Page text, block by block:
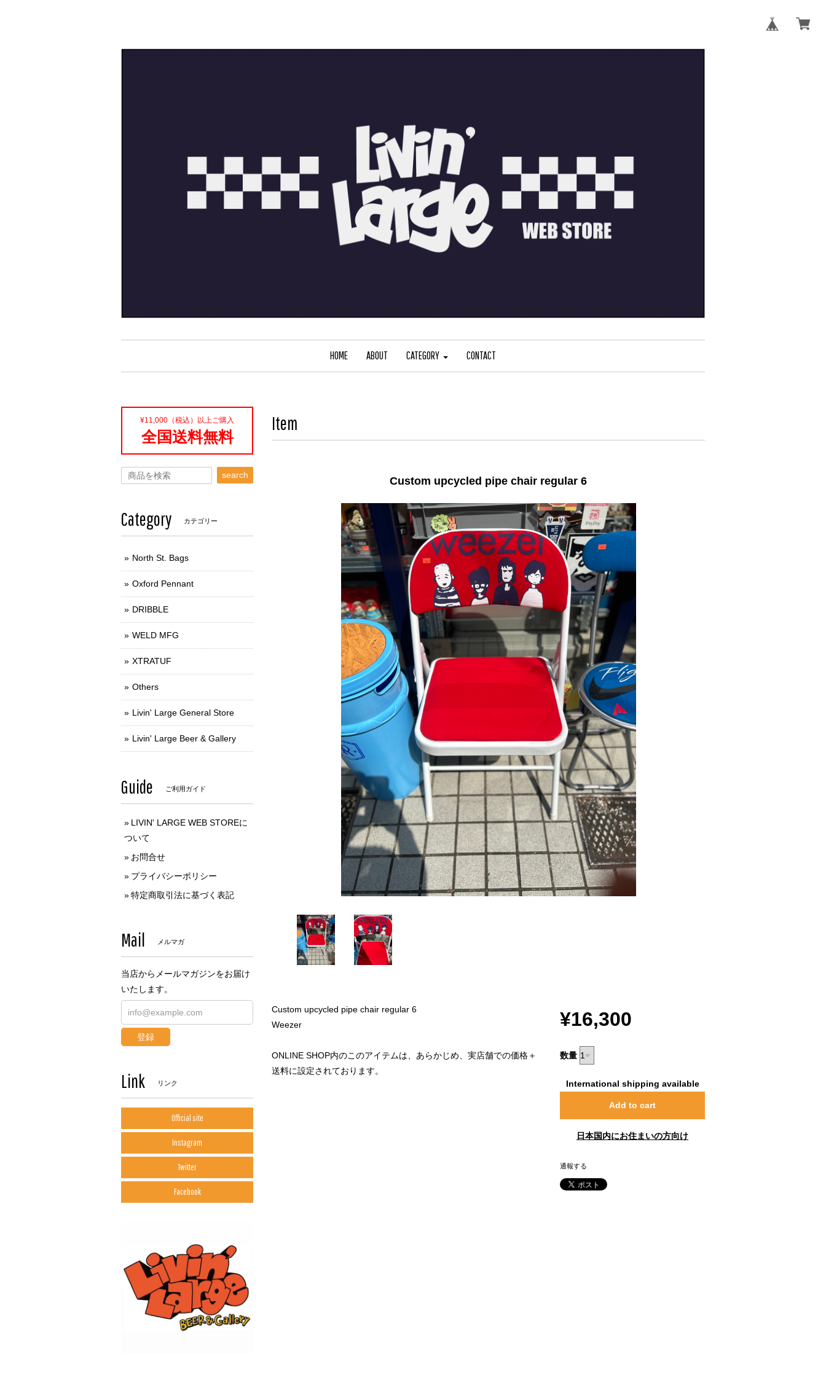
HOME ABOUT CATEGORY CONTACT
Item
Custom upcycled pipe chair regular 6
Custom upcycled pipe chair regular 6
Weezer
ONLINE SHOP内のこのアイテムは、あらかじめ、実店舗での価格＋
送料に設定されております。
¥16,300
数量
International shipping available
Add to cart
日本国内にお住まいの方向け
通報する
¥11,000（税込）以上ご購入
全国送料無料
search
Category カテゴリー
North St. Bags
Oxford Pennant
DRIBBLE
WELD MFG
XTRATUF
Others
Livin' Large General Store
Livin' Large Beer & Gallery
Guide ご利用ガイド
LIVIN' LARGE WEB STOREに
ついて
お問合せ
プライバシーポリシー
特定商取引法に基づく表記
Mail メルマガ
当店からメールマガジンをお届け
いたします。
登録
Link リンク
Official site
Instagram
Twitter
Facebook